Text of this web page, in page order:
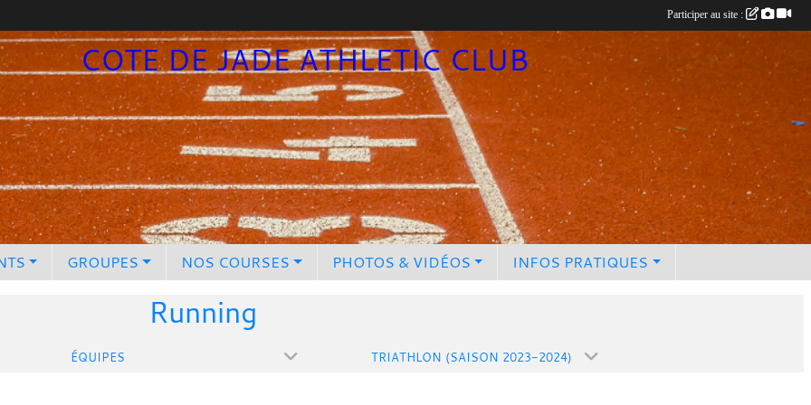
COTE DE JADE ATHLETIC CLUB
GROUPES NOS COURSES PHOTOS & VIDÉOS INFOS PRATIQUES
Running
ÉQUIPES TRIATHLON (SAISON 2023-2024)
Participer au site :